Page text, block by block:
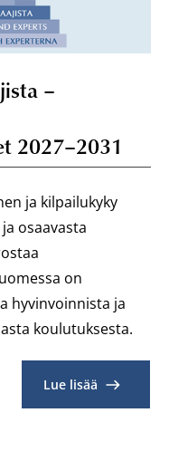
–
2027–2031
ja kilpailukyky
osaavasta
on
hyvinvoinnista ja
koulutuksesta.
Lue lisää